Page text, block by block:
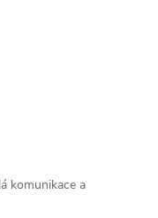
komunikace a